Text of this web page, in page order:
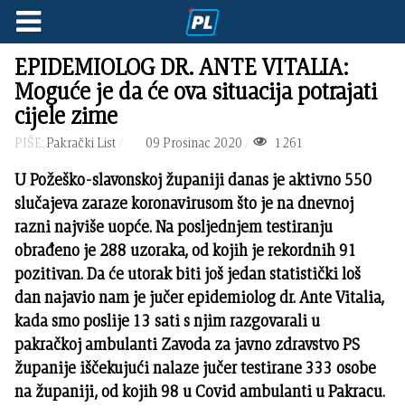
EPIDEMIOLOG DR. ANTE VITALIA:
Moguće je da će ova situacija potrajati
cijele zime
PIŠE: Pakrački List 09 Prosinac 2020 1261
U Požeško-slavonskoj županiji danas je aktivno 550
slučajeva zaraze koronavirusom što je na dnevnoj
razni najviše uopće. Na posljednjem testiranju
obrađeno je 288 uzoraka, od kojih je rekordnih 91
pozitivan. Da će utorak biti još jedan statistički loš
dan najavio nam je jučer epidemiolog dr. Ante Vitalia,
kada smo poslije 13 sati s njim razgovarali u
pakračkoj ambulanti Zavoda za javno zdravstvo PS
županije iščekujući nalaze jučer testirane 333 osobe
na županiji, od kojih 98 u Covid ambulanti u Pakracu.